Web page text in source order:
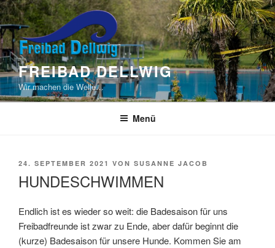
Zum
Inhalt
springen
FREIBAD DELLWIG
Wir machen die Welle…
Menü
VERÖFFENTLICHT
24. SEPTEMBER 2021 VON SUSANNE JACOB
HUNDESCHWIMMEN
Endlich ist es wieder so weit: die Badesaison für uns
Freibadfreunde ist zwar zu Ende, aber dafür beginnt die
(kurze) Badesaison für unsere Hunde. Kommen Sie am